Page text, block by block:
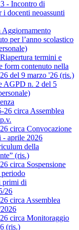
- Incontro di
docenti neoassunti
Aggiornamento
per l’anno scolastico
termini e
form contenuto nella
del 9 marzo '26 (ris.)
AGPD n. 2 del 5
circa Assemblea
circa Convocazione
- aprile 2026
della
(ris.)
circa Sospensione
primi di
26
circa Assemblea
circa Monitoraggio
(ris.)